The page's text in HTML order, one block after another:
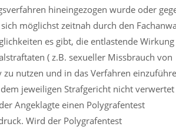
hineingezogen wurde oder
möglichst zeitnah durch den
es gibt, die entlastende Wirkung
( z.B. sexueller Missbrauch von
nutzen und in das Verfahren
jeweiligen Strafgericht nicht verwertet
Angeklagte einen Polygrafentest
Wird der Polygrafentest